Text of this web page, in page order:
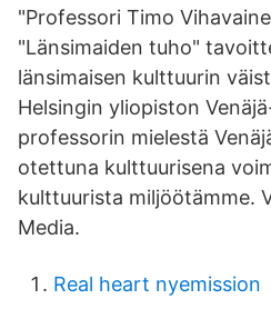
"Professori Timo
"Länsimaiden tuho"
länsimaisen kulttuurin
Helsingin yliopiston
professorin mielestä
otettuna kulttuurisena
kulttuurista miljöötämme.
Media.
Real heart nyemission